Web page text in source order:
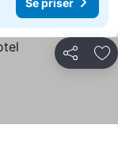
Dela